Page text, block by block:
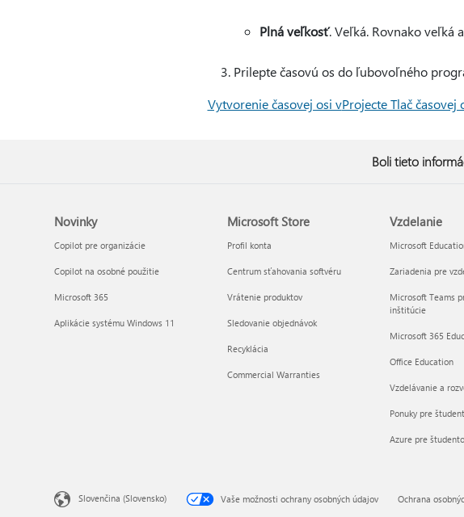
Plná veľkosť. Veľká. Rovnako veľká
Prilepte časovú os do ľubovoľného
Vytvorenie časovej osi vProjecte Tlač časovej
Boli tieto
Novinky
Copilot pre organizácie
Copilot na osobné použitie
Microsoft 365
Aplikácie systému Windows 11
Microsoft Store
Profil konta
Centrum sťahovania softvéru
Vrátenie produktov
Sledovanie objednávok
Recyklácia
Commercial Warranties
Vzdelanie
Microsoft
Zariadenia pre
Microsoft Teams
inštitúcie
Microsoft 365
Office Education
Vzdelávanie a
Ponuky pre
Azure pre
Slovenčina (Slovensko) Vaše možnosti ochrany osobných údajov
Ochrana